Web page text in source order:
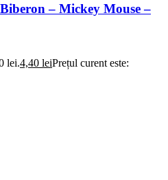
– Mickey Mouse –
lei.4,40 leiPrețul curent este: